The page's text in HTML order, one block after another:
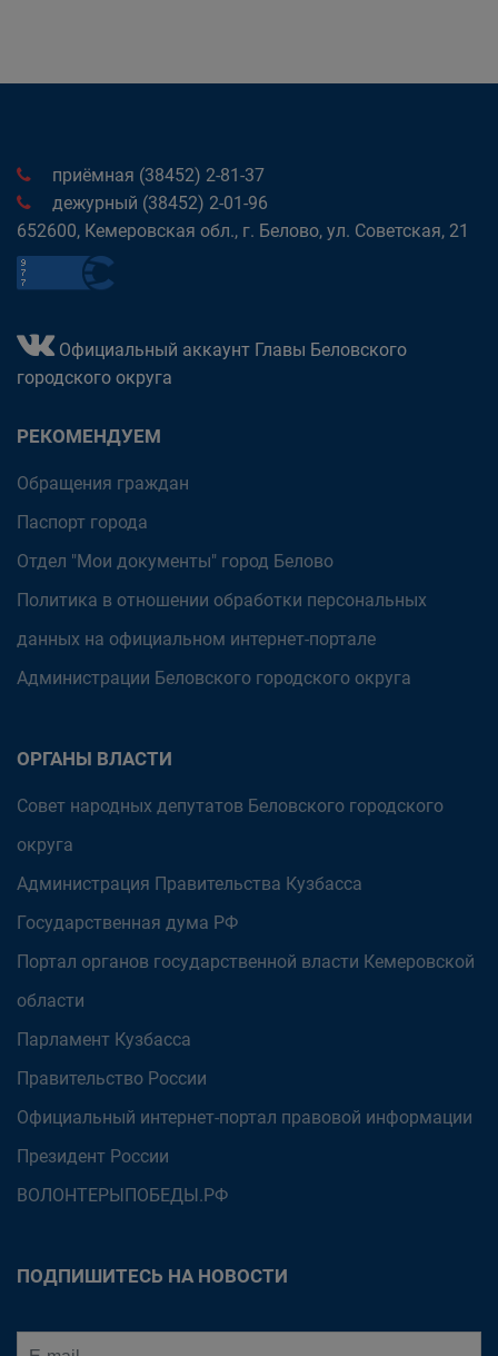
приёмная (38452) 2-81-37
дежурный (38452) 2-01-96
652600, Кемеровская обл., г. Белово, ул. Советская, 21
Официальный аккаунт Главы Беловского
городского округа
РЕКОМЕНДУЕМ
Обращения граждан
Паспорт города
Отдел "Мои документы" город Белово
Политика в отношении обработки персональных
данных на официальном интернет-портале
Администрации Беловского городского округа
ОРГАНЫ ВЛАСТИ
Совет народных депутатов Беловского городского
округа
Администрация Правительства Кузбасса
Государственная дума РФ
Портал органов государственной власти Кемеровской
области
Парламент Кузбасса
Правительство России
Официальный интернет-портал правовой информации
Президент России
ВОЛОНТЕРЫПОБЕДЫ.РФ
ПОДПИШИТЕСЬ НА НОВОСТИ